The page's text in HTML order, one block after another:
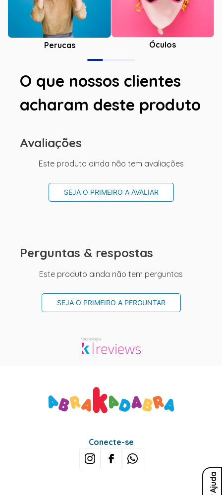
Perucas Óculos
O que nossos clientes
acharam deste produto
Avaliações
Este produto ainda não tem avaliações
SEJA O PRIMEIRO A AVALIAR
Perguntas & respostas
Este produto ainda não tem perguntas
SEJA O PRIMEIRO A PERGUNTAR
Ajuda
Conecte-se